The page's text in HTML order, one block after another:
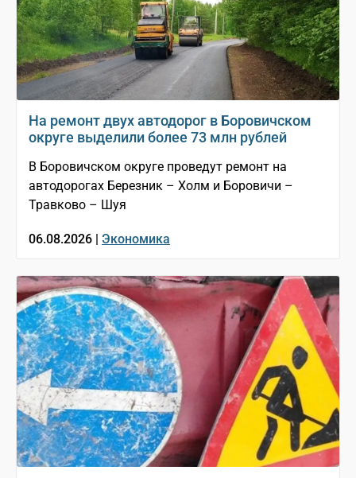
На ремонт двух автодорог в Боровичском
округе выделили более 73 млн рублей
В Боровичском округе проведут ремонт на
автодорогах Березник – Холм и Боровичи –
Травково – Шуя
06.08.2026 | Экономика